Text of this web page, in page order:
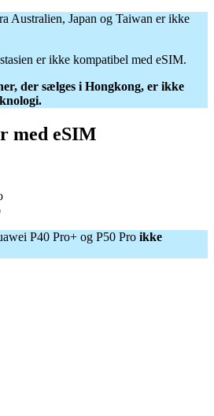
Australien, Japan og Taiwan er ikke
er ikke kompatibel med eSIM.
der sælges i Hongkong, er ikke
med eSIM
P40 Pro+ og P50 Pro ikke